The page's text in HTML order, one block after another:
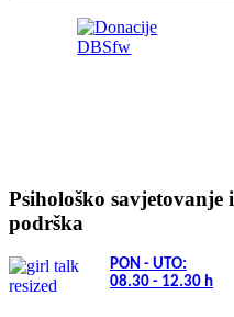
Psihološko savjetovanje i
podrška
PON - UTO:
08.30 - 12.30 h